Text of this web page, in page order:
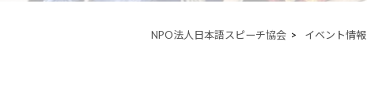
NPO法人日本語スピーチ協会 > イベント情報